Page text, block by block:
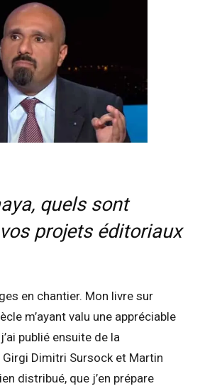
quels sont
projets éditoriaux
en chantier. Mon livre sur
m’ayant valu une appréciable
publié ensuite de la
Dimitri Sursock et Martin
distribué, que j’en prépare